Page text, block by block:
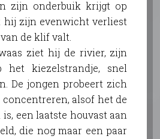
zijn onderbuik krijgt op
hij zijn evenwicht verliest
de klif valt.
ziet hij de rivier, zijn
het kiezelstrandje, snel
De jongen probeert zich
alsof het de
een laatste houvast aan
die nog maar een paar